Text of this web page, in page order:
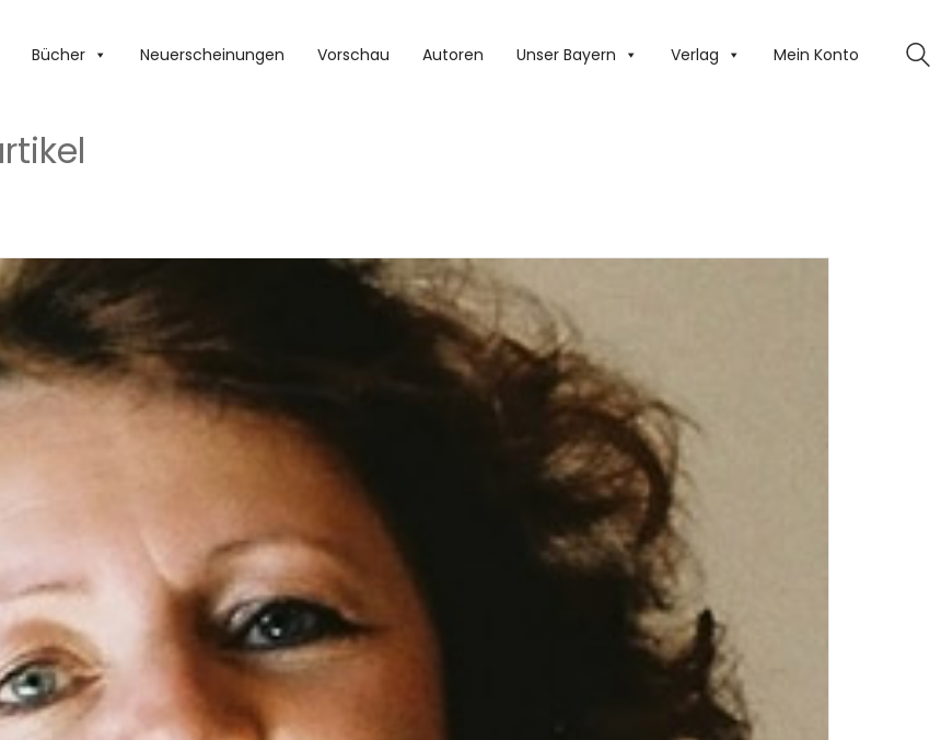
Bücher Neuerscheinungen Vorschau Autoren Unser Bayern Verlag Mein Konto